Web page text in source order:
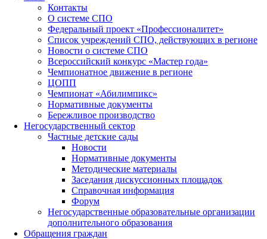
Контакты
О системе СПО
Федеральный проект «Профессионалитет»
Список учреждений СПО, действующих в регионе
Новости о системе СПО
Всероссийский конкурс «Мастер года»
Чемпионатное движение в регионе
ЦОПП
Чемпионат «Абилимпикс»
Нормативные документы
Бережливое производство
Негосударственный сектор
Частные детские сады
Новости
Нормативные документы
Методические материалы
Заседания дискуссионных площадок
Справочная информация
Форум
Негосударственные образовательные организации
дополнительного образования
Обращения граждан